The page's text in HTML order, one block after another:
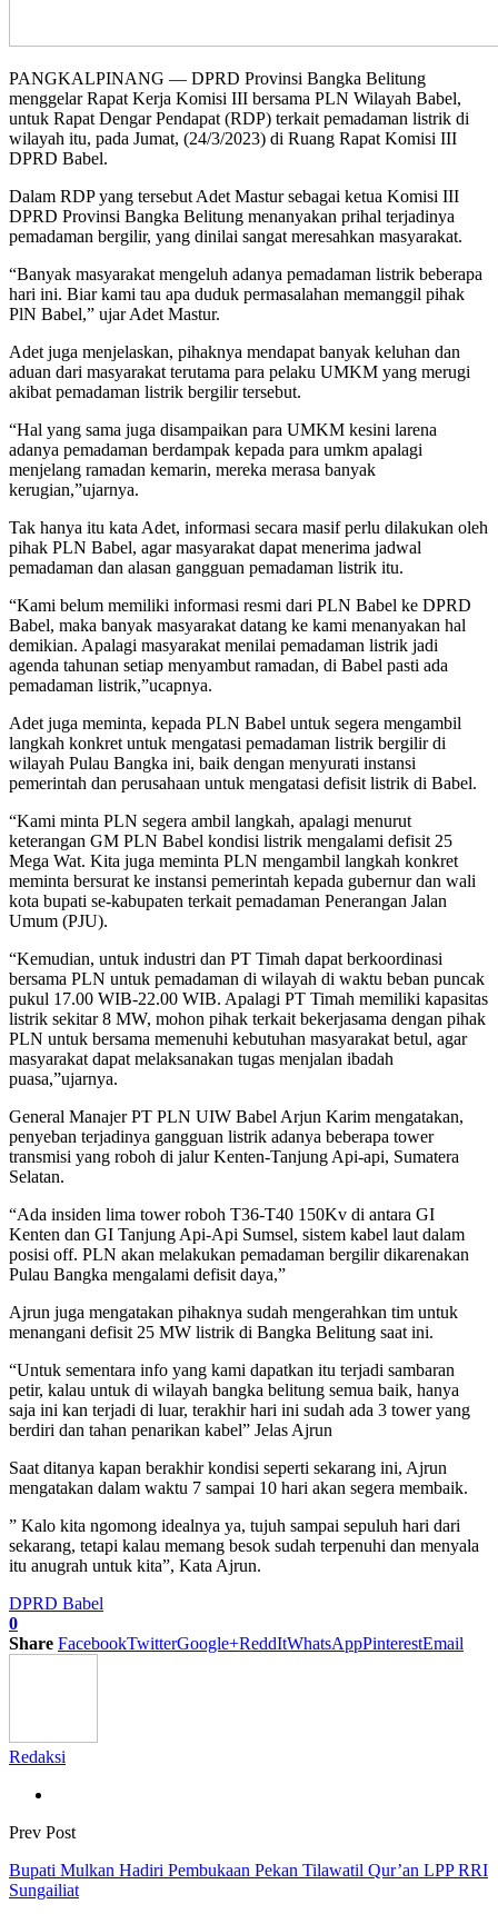
PANGKALPINANG — DPRD Provinsi Bangka Belitung
menggelar Rapat Kerja Komisi III bersama PLN Wilayah Babel,
untuk Rapat Dengar Pendapat (RDP) terkait pemadaman listrik di
wilayah itu, pada Jumat, (24/3/2023) di Ruang Rapat Komisi III
DPRD Babel.
Dalam RDP yang tersebut Adet Mastur sebagai ketua Komisi III
DPRD Provinsi Bangka Belitung menanyakan prihal terjadinya
pemadaman bergilir, yang dinilai sangat meresahkan masyarakat.
“Banyak masyarakat mengeluh adanya pemadaman listrik beberapa
hari ini. Biar kami tau apa duduk permasalahan memanggil pihak
PlN Babel,” ujar Adet Mastur.
Adet juga menjelaskan, pihaknya mendapat banyak keluhan dan
aduan dari masyarakat terutama para pelaku UMKM yang merugi
akibat pemadaman listrik bergilir tersebut.
“Hal yang sama juga disampaikan para UMKM kesini larena
adanya pemadaman berdampak kepada para umkm apalagi
menjelang ramadan kemarin, mereka merasa banyak
kerugian,”ujarnya.
Tak hanya itu kata Adet, informasi secara masif perlu dilakukan oleh
pihak PLN Babel, agar masyarakat dapat menerima jadwal
pemadaman dan alasan gangguan pemadaman listrik itu.
“Kami belum memiliki informasi resmi dari PLN Babel ke DPRD
Babel, maka banyak masyarakat datang ke kami menanyakan hal
demikian. Apalagi masyarakat menilai pemadaman listrik jadi
agenda tahunan setiap menyambut ramadan, di Babel pasti ada
pemadaman listrik,”ucapnya.
Adet juga meminta, kepada PLN Babel untuk segera mengambil
langkah konkret untuk mengatasi pemadaman listrik bergilir di
wilayah Pulau Bangka ini, baik dengan menyurati instansi
pemerintah dan perusahaan untuk mengatasi defisit listrik di Babel.
“Kami minta PLN segera ambil langkah, apalagi menurut
keterangan GM PLN Babel kondisi listrik mengalami defisit 25
Mega Wat. Kita juga meminta PLN mengambil langkah konkret
meminta bersurat ke instansi pemerintah kepada gubernur dan wali
kota bupati se-kabupaten terkait pemadaman Penerangan Jalan
Umum (PJU).
“Kemudian, untuk industri dan PT Timah dapat berkoordinasi
bersama PLN untuk pemadaman di wilayah di waktu beban puncak
pukul 17.00 WIB-22.00 WIB. Apalagi PT Timah memiliki kapasitas
listrik sekitar 8 MW, mohon pihak terkait bekerjasama dengan pihak
PLN untuk bersama memenuhi kebutuhan masyarakat betul, agar
masyarakat dapat melaksanakan tugas menjalan ibadah
puasa,”ujarnya.
General Manajer PT PLN UIW Babel Arjun Karim mengatakan,
penyeban terjadinya gangguan listrik adanya beberapa tower
transmisi yang roboh di jalur Kenten-Tanjung Api-api, Sumatera
Selatan.
“Ada insiden lima tower roboh T36-T40 150Kv di antara GI
Kenten dan GI Tanjung Api-Api Sumsel, sistem kabel laut dalam
posisi off. PLN akan melakukan pemadaman bergilir dikarenakan
Pulau Bangka mengalami defisit daya,”
Ajrun juga mengatakan pihaknya sudah mengerahkan tim untuk
menangani defisit 25 MW listrik di Bangka Belitung saat ini.
“Untuk sementara info yang kami dapatkan itu terjadi sambaran
petir, kalau untuk di wilayah bangka belitung semua baik, hanya
saja ini kan terjadi di luar, terakhir hari ini sudah ada 3 tower yang
berdiri dan tahan penarikan kabel” Jelas Ajrun
Saat ditanya kapan berakhir kondisi seperti sekarang ini, Ajrun
mengatakan dalam waktu 7 sampai 10 hari akan segera membaik.
” Kalo kita ngomong idealnya ya, tujuh sampai sepuluh hari dari
sekarang, tetapi kalau memang besok sudah terpenuhi dan menyala
itu anugrah untuk kita”, Kata Ajrun.
DPRD Babel
0
Share FacebookTwitterGoogle+ReddItWhatsAppPinterestEmail
Redaksi
Prev Post
Bupati Mulkan Hadiri Pembukaan Pekan Tilawatil Qur’an LPP RRI
Sungailiat